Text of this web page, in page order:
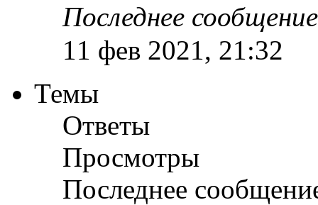
Последнее
11 фев 2021, 21:32
Темы
Ответы
Просмотры
Последнее